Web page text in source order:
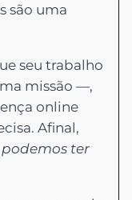
são uma
seu trabalho
missão —,
online
Afinal,
podemos ter